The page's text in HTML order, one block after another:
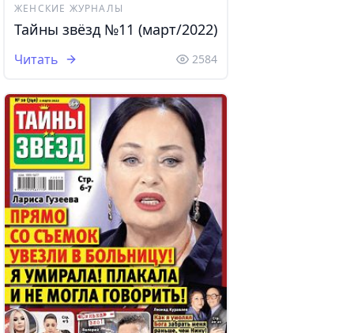
ЖЕНСКИЕ ЖУРНАЛЫ
Тайны звёзд №11 (март/2022)
Читать 2584